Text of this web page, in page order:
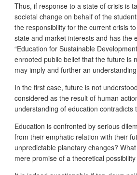
Thus, if response to a state of crisis is
societal change on behalf of the
the responsibility for the current crisis
state and market interests and has the
“Education for Sustainable
enrooted public belief that the future is
may imply and further an
In the first case, future is not
considered as the result of human
understanding of education
Education is confronted by serious
from their emphatic relation with their
unpredictable planetary changes?
mere promise of a theoretical